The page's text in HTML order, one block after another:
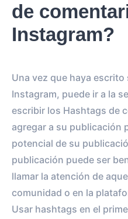
de
Instagram?
Una vez que haya
Instagram, puede ir a la
escribir los Hashtags de
agregar a su publicación
potencial de su
publicación puede ser
llamar la atención de
comunidad o en la
Usar hashtags en el